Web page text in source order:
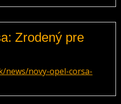
Zrodený pre
news/novy-opel-corsa-